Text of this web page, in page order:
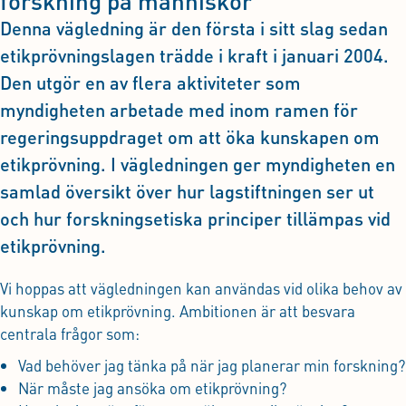
Denna vägledning är den första i sitt slag sedan
etikprövningslagen trädde i kraft i januari 2004.
Den utgör en av flera aktiviteter som
myndigheten arbetade med inom ramen för
regeringsuppdraget om att öka kunskapen om
etikprövning. I vägledningen ger myndigheten en
samlad översikt över hur lagstiftningen ser ut
och hur forskningsetiska principer tillämpas vid
etikprövning.
Vi hoppas att vägledningen kan användas vid olika behov av
kunskap om etikprövning. Ambitionen är att besvara
centrala frågor som:
Vad behöver jag tänka på när jag planerar min forskning?
När måste jag ansöka om etikprövning?